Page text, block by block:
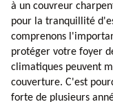
à un couvreur
pour la tranquillité
comprenons
protéger votre foyer
climatiques peuvent
couverture. C'est
forte de plusieurs